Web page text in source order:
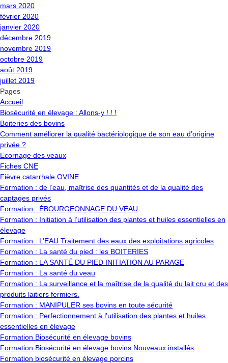
mars 2020
février 2020
janvier 2020
décembre 2019
novembre 2019
octobre 2019
août 2019
juillet 2019
Pages
Accueil
Biosécurité en élevage : Allons-y ! ! !
Boiteries des bovins
Comment améliorer la qualité bactériologique de son eau d’origine
privée ?
Ecornage des veaux
Fiches CNE
Fièvre catarrhale OVINE
Formation : de l’eau, maîtrise des quantités et de la qualité des
captages privés
Formation : ÉBOURGEONNAGE DU VEAU
Formation : Initiation à l’utilisation des plantes et huiles essentielles en
élevage
Formation : L’EAU Traitement des eaux des exploitations agricoles
Formation : La santé du pied : les BOITERIES
Formation : LA SANTÉ DU PIED INITIATION AU PARAGE
Formation : La santé du veau
Formation : La surveillance et la maîtrise de la qualité du lait cru et des
produits laitiers fermiers.
Formation : MANIPULER ses bovins en toute sécurité
Formation : Perfectionnement à l’utilisation des plantes et huiles
essentielles en élevage
Formation Biosécurité en élevage bovins
Formation Biosécurité en élevage bovins Nouveaux installés
Formation biosécurité en élevage porcins